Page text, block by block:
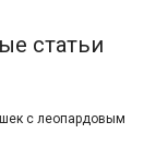
статьи
с леопардовым